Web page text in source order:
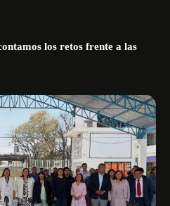
los retos frente a las